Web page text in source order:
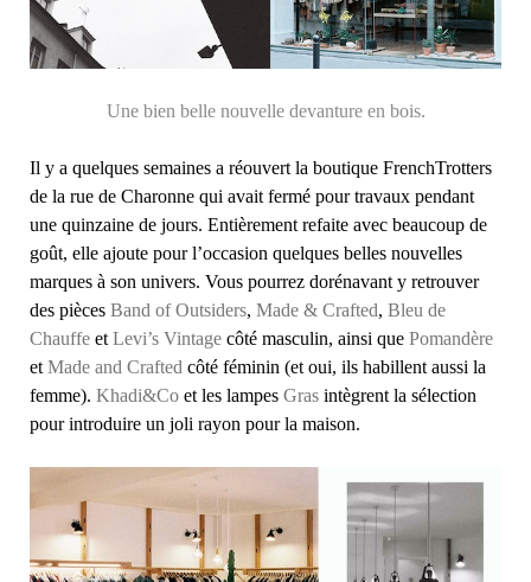
Une bien belle nouvelle devanture en bois.
Il y a quelques semaines a réouvert la boutique FrenchTrotters
de la rue de Charonne qui avait fermé pour travaux pendant
une quinzaine de jours. Entièrement refaite avec beaucoup de
goût, elle ajoute pour l’occasion quelques belles nouvelles
marques à son univers. Vous pourrez dorénavant y retrouver
des pièces Band of Outsiders, Made & Crafted, Bleu de
Chauffe et Levi’s Vintage côté masculin, ainsi que Pomandère
et Made and Crafted côté féminin (et oui, ils habillent aussi la
femme). Khadi&Co et les lampes Gras intègrent la sélection
pour introduire un joli rayon pour la maison.